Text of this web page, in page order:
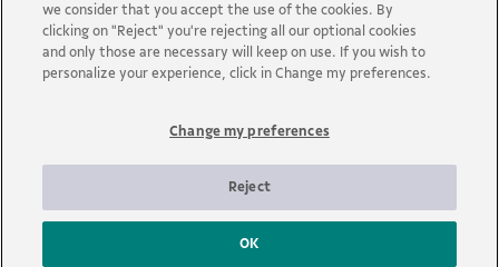
© 2026 - Vale | Todos os direitos reservados.
naturais em prosperidade. Com sede no Brasil e atuação em
cerca de 30 países, a empresa emprega aproximadamente cerca
we consider that you accept the use of the cookies. By
clicking on "Reject" you're rejecting all our optional cookies
and only those are necessary will keep on use. If you wish to
personalize your experience, click in Change my preferences.
Change my preferences
Reject
OK